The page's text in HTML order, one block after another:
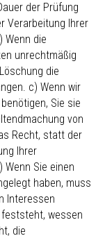
der Prüfung
Verarbeitung Ihrer
Wenn die
unrechtmäßig
die
c) Wenn wir
Sie sie
von
Recht, statt der
Ihrer
Wenn Sie einen
haben, muss
Interessen
wessen
die